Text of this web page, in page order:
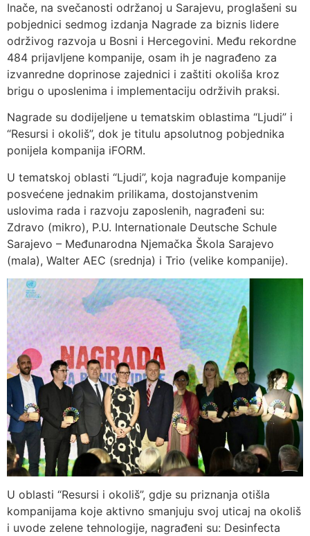
Inače, na svečanosti održanoj u Sarajevu, proglašeni su
pobjednici sedmog izdanja Nagrade za biznis lidere
održivog razvoja u Bosni i Hercegovini. Među rekordne
484 prijavljene kompanije, osam ih je nagrađeno za
izvanredne doprinose zajednici i zaštiti okoliša kroz
brigu o uposlenima i implementaciju održivih praksi.
Nagrade su dodijeljene u tematskim oblastima “Ljudi” i
“Resursi i okoliš”, dok je titulu apsolutnog pobjednika
ponijela kompanija iFORM.
U tematskoj oblasti “Ljudi”, koja nagrađuje kompanije
posvećene jednakim prilikama, dostojanstvenim
uslovima rada i razvoju zaposlenih, nagrađeni su:
Zdravo (mikro), P.U. Internationale Deutsche Schule
Sarajevo – Međunarodna Njemačka Škola Sarajevo
(mala), Walter AEC (srednja) i Trio (velike kompanije).
U oblasti “Resursi i okoliš”, gdje su priznanja otišla
kompanijama koje aktivno smanjuju svoj uticaj na okoliš
i uvode zelene tehnologije, nagrađeni su: Desinfecta